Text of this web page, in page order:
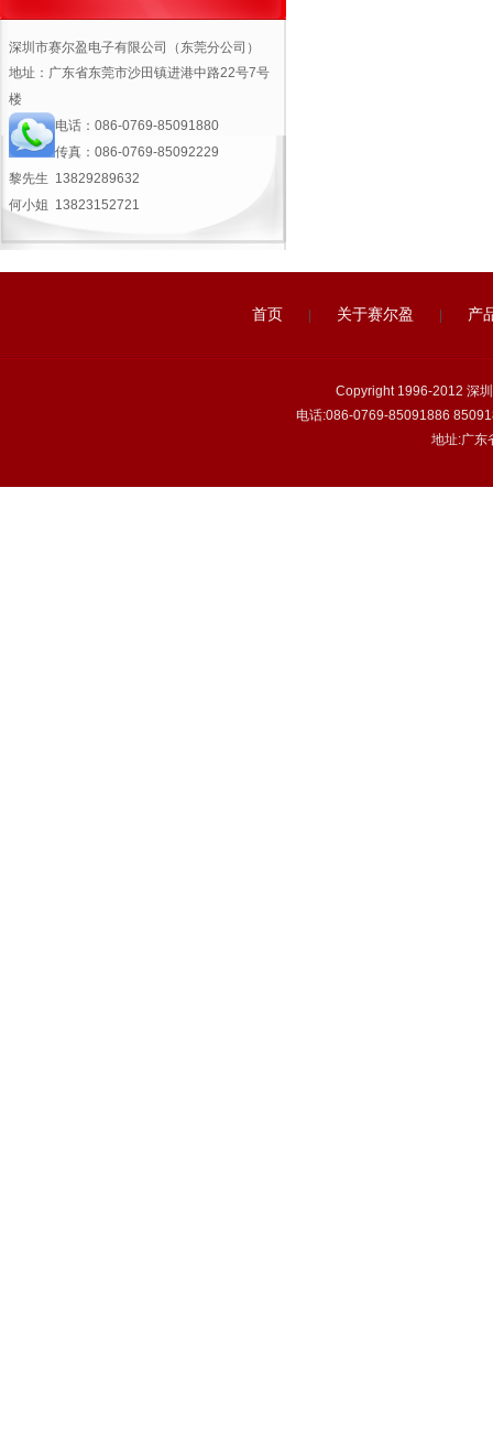
深圳市赛尔盈电子有限公司（东莞分公司）
地址：广东省东莞市沙田镇进港中路22号7号
楼
电话： 086-0769-85091880
传真： 086-0769-85092229
黎先生 13829289632
何小姐 13823152721
首页 关于赛尔盈 产
Copyright 1996-2012 深
电话:086-0769-85091886
地址:广东